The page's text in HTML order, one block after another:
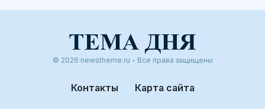
© 2026 newstheme.ru - Все права защищены
Контакты Карта сайта